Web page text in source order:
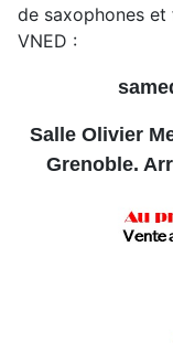
de saxophones
VNED :
Salle Olivier
Grenoble.